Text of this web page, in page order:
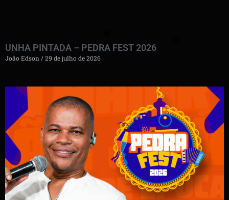
UNHA PINTADA – PEDRA FEST 2026
João Edson 29 de julho de 2026